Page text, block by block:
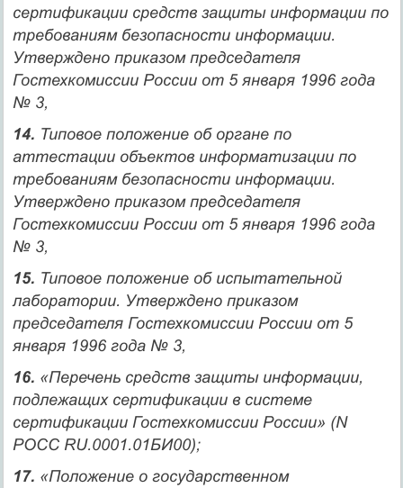
сертификации средств защиты информации по
требованиям безопасности информации.
Утверждено приказом председателя
Гостехкомиссии России от 5 января 1996 года
№ 3,
14. Типовое положение об органе по
аттестации объектов информатизации по
требованиям безопасности информации.
Утверждено приказом председателя
Гостехкомиссии России от 5 января 1996 года
№ 3,
15. Типовое положение об испытательной
лаборатории. Утверждено приказом
председателя Гостехкомиссии России от 5
января 1996 года № 3,
16. «Перечень средств защиты информации,
подлежащих сертификации в системе
сертификации Гостехкомиссии России» (N
РОСС RU.0001.01БИ00);
17. «Положение о государственном